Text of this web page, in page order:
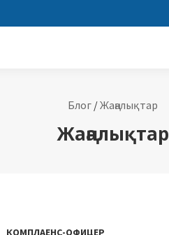
Блог/Жаңалықтар
Жаңалықтар
КОМПЛАЕНС-ОФИЦЕР